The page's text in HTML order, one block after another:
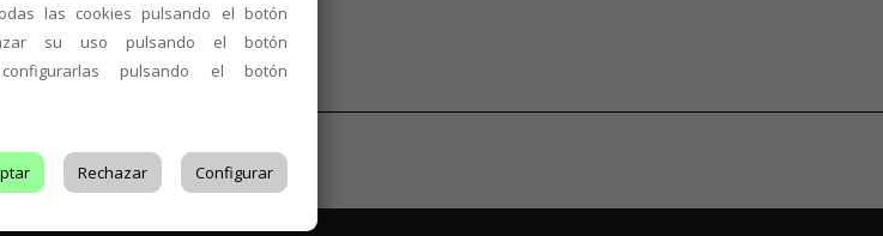
las cookies pulsando el botón
su uso pulsando el botón
pulsando el botón
Rechazar Configurar